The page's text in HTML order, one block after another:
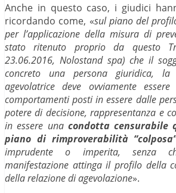
Anche in questo caso, i giudici
ricordando come, «sul piano del
per l’applicazione della misura di
stato ritenuto proprio da questo
23.06.2016, Nolostand spa) che il
concreto una persona giuridica, la
agevolatrice deve ovviamente
comportamenti posti in essere dalle
potere di decisione, rappresentanza e
in essere una condotta censurabile
piano di rimproverabilità
imprudente o imperita, senza
manifestazione attinga il profilo della
della relazione di agevolazione».